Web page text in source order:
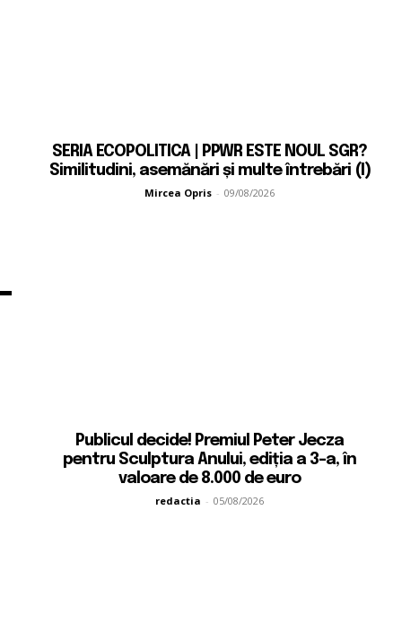
SERIA ECOPOLITICA | PPWR ESTE NOUL SGR?
Similitudini, asemănări și multe întrebări (I)
Mircea Opris - 09/08/2026
Publicul decide! Premiul Peter Jecza
pentru Sculptura Anului, ediția a 3-a, în
valoare de 8.000 de euro
redactia - 05/08/2026